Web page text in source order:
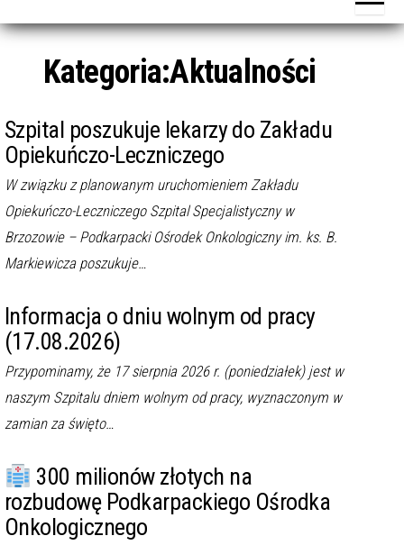
a
w
Ośrodek
im. Ks. B.
Kategoria:Aktualności
Szpital poszukuje lekarzy do Zakładu
Opiekuńczo-Leczniczego
W związku z planowanym uruchomieniem Zakładu
Opiekuńczo-Leczniczego Szpital Specjalistyczny w
Brzozowie – Podkarpacki Ośrodek Onkologiczny im. ks. B.
Markiewicza poszukuje…
Informacja o dniu wolnym od pracy
(17.08.2026)
Przypominamy, że 17 sierpnia 2026 r. (poniedziałek) jest w
naszym Szpitalu dniem wolnym od pracy, wyznaczonym w
zamian za święto…
300 milionów złotych na
rozbudowę Podkarpackiego Ośrodka
Onkologicznego